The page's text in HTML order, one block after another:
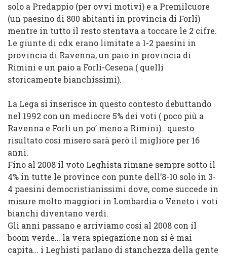
solo a Predappio (per ovvi motivi) e a Premilcuore
(un paesino di 800 abitanti in provincia di Forli)
mentre in tutto il resto stentava a toccare le 2 cifre.
Le giunte di cdx erano limitate a 1-2 paesini in
provincia di Ravenna,un paio in provincia di
Rimini e un paio a Forli-Cesena ( quelli
storicamentebianchissimi).
La Lega si inserisce in questo contesto debuttando
nel 1992 con un mediocre 5% dei voti ( poco più a
Ravenna e Forli un po’ meno a Rimini).. questo
risultato cosi misero sarà però il migliore per 16
anni.
Fino al 2008 il voto Leghista rimane sempre sotto il
4% in tutte le province con punte dell’8-10 solo in 3-
4 paesini democristianissimi dove, come succede in
misure molto maggiori in Lombardia o Veneto i voti
bianchi diventano verdi.
Gli anni passano e arriviamo cosi al 2008 con il
boom verde… la vera spiegazione non si è mai
capita… i Leghisti parlano di stanchezza della gente